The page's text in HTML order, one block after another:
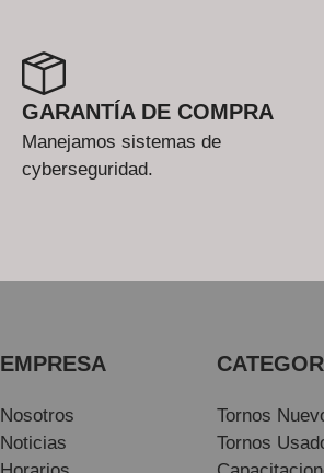
GARANTÍA DE COMPRA
Manejamos sistemas de
cyberseguridad.
EMPRESA
Nosotros
Noticias
Tornos
Tornos